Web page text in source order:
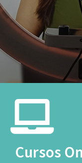
Cursos